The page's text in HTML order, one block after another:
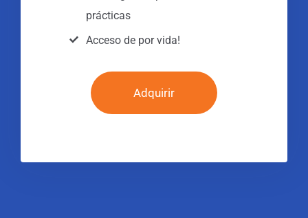
prácticas
Acceso de por vida!
Adquirir